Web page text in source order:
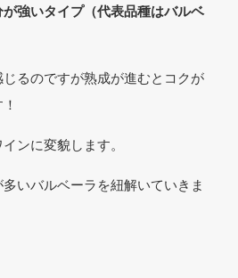
強いタイプ（代表品種はバルベ
るのですが熟成が進むとコクが
ンに変貌します。
いバルベーラを紐解いていきま